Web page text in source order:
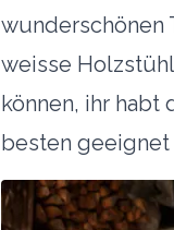
wunderschönen
weisse
können, ihr habt
besten geeignet